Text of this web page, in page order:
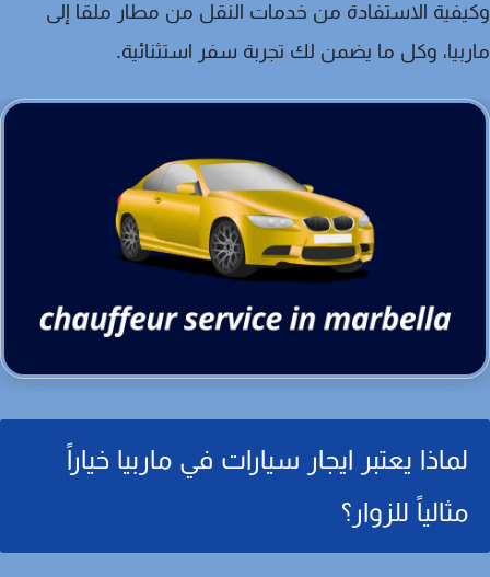
الاستفادة من خدمات النقل من مطار ملقا إلى
وكل ما يضمن لك تجربة سفر استثنائية.
لماذا يعتبر ايجار سيارات في ماربيا خياراً
مثالياً للزوار؟